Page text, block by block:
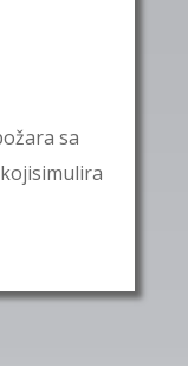
sa